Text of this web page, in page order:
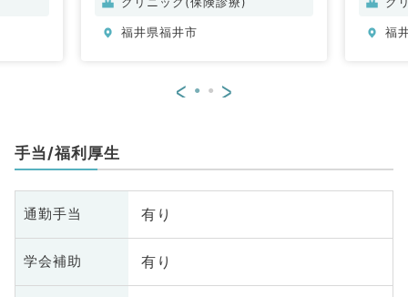
脳神経外科、呼吸器外科、心臓血
咽喉科、気管食道科、放射線科、
内科、血液内科、外科系全般、一
総合診療科、美容皮膚科、健診・
人間ドック、救急科・ＩＣＵ、病
福井県福井市 福
< >
手当/福利厚生
通勤手当 有り
学会補助 有り